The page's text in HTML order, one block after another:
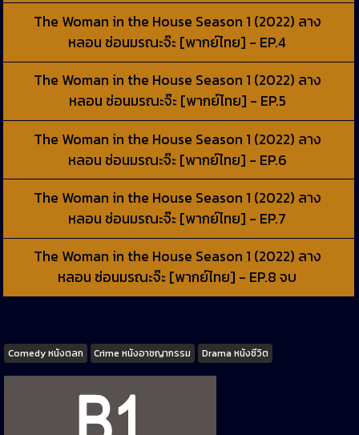
The Woman in the House Season 1 (2022) ลาง
หลอน ซ่อนมรณะจ๊ะ [พากย์ไทย] - EP.4
The Woman in the House Season 1 (2022) ลาง
หลอน ซ่อนมรณะจ๊ะ [พากย์ไทย] - EP.5
The Woman in the House Season 1 (2022) ลาง
หลอน ซ่อนมรณะจ๊ะ [พากย์ไทย] - EP.6
The Woman in the House Season 1 (2022) ลาง
หลอน ซ่อนมรณะจ๊ะ [พากย์ไทย] - EP.7
The Woman in the House Season 1 (2022) ลาง
หลอน ซ่อนมรณะจ๊ะ [พากย์ไทย] - EP.8 จบ
Tags
Comedy หนังตลก Crime หนังอาชญากรรม Drama หนังชีวิต